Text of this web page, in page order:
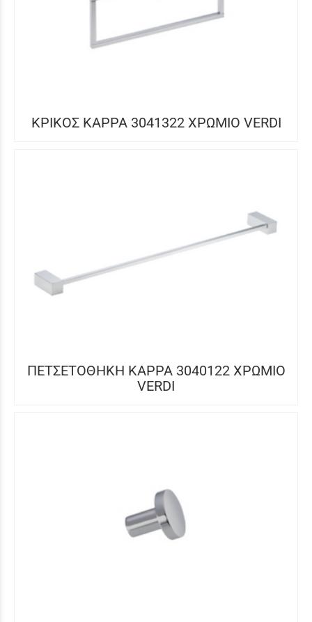
ΚΡΙΚΟΣ KAPPA 3041322 ΧΡΩΜΙΟ VERDI
ΠΕΤΣΕΤΟΘΗΚΗ KAPPA 3040122 ΧΡΩΜΙΟ
VERDI